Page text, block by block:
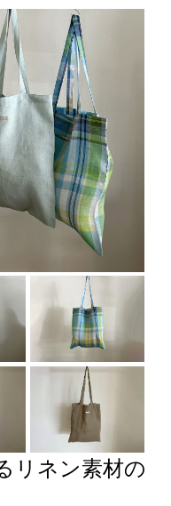
リネン素材の